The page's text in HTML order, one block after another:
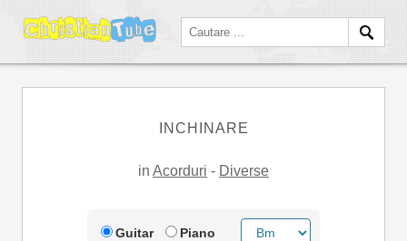
INCHINARE
in Acorduri - Diverse
Guitar Piano